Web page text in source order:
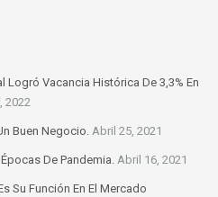
Vacancia Histórica De 3,3% En
2022
Buen Negocio. Abril 25, 2021
De Pandemia. Abril 16, 2021
Su Función En El Mercado